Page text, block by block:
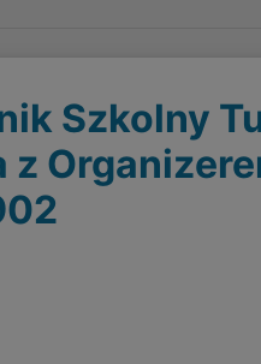
Szkolny